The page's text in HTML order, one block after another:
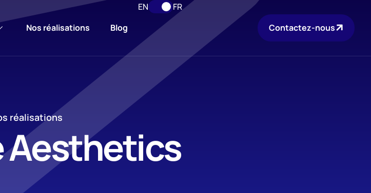
Nos réalisations Blog
EN
FR
Contactez-nous
réalisations
Aesthetics